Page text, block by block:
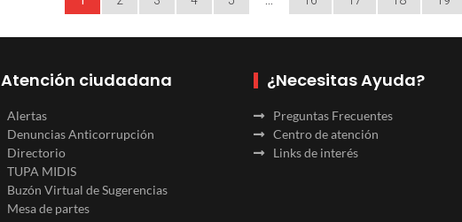
Atención ciudadana
Alertas
Denuncias Anticorrupción
Directorio
TUPA MIDIS
Buzón Virtual de Sugerencias
Mesa de partes
¿Necesitas Ayuda?
Preguntas Frecuentes
Centro de atención
Links de interés